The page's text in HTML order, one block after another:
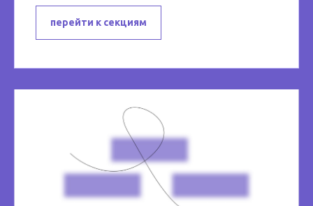
перейти к секциям